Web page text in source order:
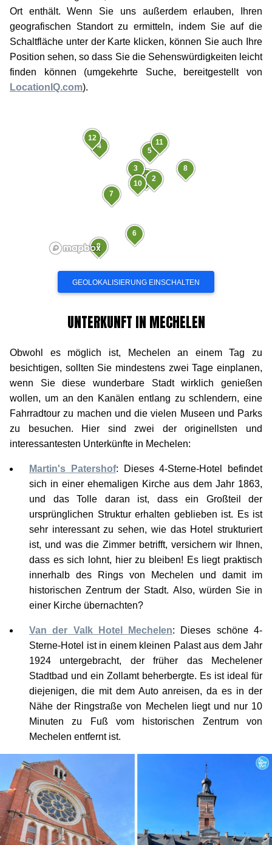
Ort enthält. Wenn Sie uns außerdem erlauben, Ihren
geografischen Standort zu ermitteln, indem Sie auf die
Schaltfläche unter der Karte klicken, können Sie auch Ihre
Position sehen, so dass Sie die Sehenswürdigkeiten leicht
finden können (umgekehrte Suche, bereitgestellt von
LocationIQ.com
).
1 2
3
4
5
6
7
8
9
10
11
12
UNTERKUNFT IN MECHELEN
besichtigen, sollten Sie mindestens zwei Tage einplanen,
wenn Sie diese wunderbare Stadt wirklich genießen
wollen, um an den Kanälen entlang zu schlendern, eine
Fahrradtour zu machen und die vielen Museen und Parks
zu besuchen. Hier sind zwei der originellsten und
interessantesten Unterkünfte in Mechelen:
sich in einer ehemaligen Kirche aus dem Jahr 1863,
und das Tolle daran ist, dass ein Großteil der
ursprünglichen Struktur erhalten geblieben ist. Es ist
sehr interessant zu sehen, wie das Hotel strukturiert
ist, und was die Zimmer betrifft, versichern wir Ihnen,
dass es sich lohnt, hier zu bleiben! Es liegt praktisch
innerhalb des Rings von Mechelen und damit im
historischen Zentrum der Stadt. Also, würden Sie in
einer Kirche übernachten?
Sterne-Hotel ist in einem kleinen Palast aus dem Jahr
1924 untergebracht, der früher das Mechelener
Stadtbad und ein Zollamt beherbergte. Es ist ideal für
diejenigen, die mit dem Auto anreisen, da es in der
Nähe der Ringstraße von Mechelen liegt und nur 10
Minuten zu Fuß vom historischen Zentrum von
Mechelen entfernt ist.